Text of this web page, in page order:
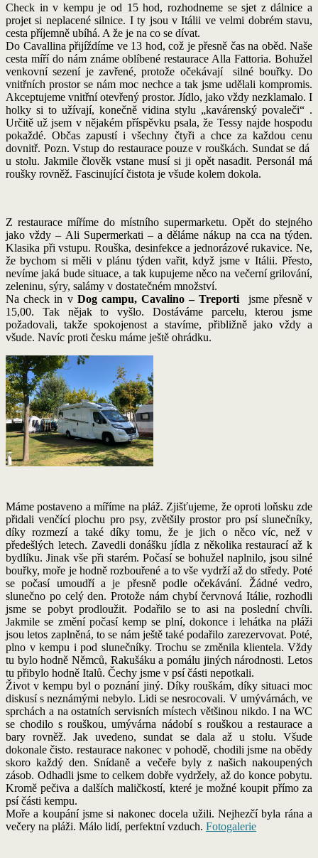
Check in v kempu je od 15 hod, rozhodneme se sjet z dálnice a
projet si neplacené silnice. I ty jsou v Itálii ve velmi dobrém stavu,
cesta příjemně ubíhá. A že je na co se dívat.
Do Cavallina přijíždíme ve 13 hod, což je přesně čas na oběd. Naše
cesta míří do nám známe oblíbené restaurace Alla Fattoria. Bohužel
venkovní sezení je zavřené, protože očekávají silné bouřky. Do
vnitřních prostor se nám moc nechce a tak jsme udělali kompromis.
Akceptujeme vnitřní otevřený prostor. Jídlo, jako vždy nezklamalo. I
holky si to užívají, konečně vidina stylu „kavárenský povaleči“ .
Určitě už jsem v nějakém příspěvku psala, že Tessy najde hospodu
pokaždé. Občas zapustí i všechny čtyři a chce za každou cenu
dovnitř. Pozn. Vstup do restaurace pouze v rouškách. Sundat se dá
u stolu. Jakmile člověk vstane musí si ji opět nasadit. Personál má
roušky rovněž. Fascinující čistota je všude kolem dokola.
Z restaurace míříme do místního supermarketu. Opět do stejného
jako vždy – Ali Supermerkati – a děláme nákup na cca na týden.
Klasika při vstupu. Rouška, desinfekce a jednorázové rukavice. Ne,
že bychom si měli v plánu týden vařit, když jsme v Itálii. Přesto,
nevíme jaká bude situace, a tak kupujeme něco na večerní grilování,
zeleninu, sýry, salámy v dostatečném množství.
Na check in v Dog campu, Cavalino – Treporti jsme přesně v
15,00. Tak nějak to vyšlo. Dostáváme parcelu, kterou jsme
požadovali, takže spokojenost a stavíme, přibližně jako vždy a
všude. Navíc proti česku máme ještě ohrádku.
Máme postaveno a míříme na pláž. Zjišťujeme, že oproti loňsku zde
přidali venčící plochu pro psy, zvětšily prostor pro psí slunečníky,
díky rozmezí a také díky tomu, že je jich o něco víc, než v
předešlých letech. Zavedli donášku jídla z několika restaurací až k
bydlíku. Jinak vše při starém. Počasí se bohužel naplnilo, jsou silné
bouřky, moře je hodně rozbouřené a to vše vydrží až do středy. Poté
se počasí umoudří a je přesně podle očekávání. Žádné vedro,
slunečno po celý den. Protože nám chybí červnová Itálie, rozhodli
jsme se pobyt prodloužit. Podařilo se to asi na poslední chvíli.
Jakmile se změní počasí kemp se plní, dokonce i lehátka na pláži
jsou letos zaplněná, to se nám ještě také podařilo zarezervovat. Poté,
plno v kempu i pod slunečníky. Trochu se změnila klientela. Vždy
tu bylo hodně Němců, Rakušáku a pomálu jiných národnosti. Letos
tu přibylo hodně Italů. Čechy jsme v psí části nepotkali.
Život v kempu byl o poznání jiný. Díky rouškám, díky situaci moc
diskusí s neznámými nebylo. Lidi se nesrocovali. V umývárnách, ve
sprchách a na ostatních servisních místech většinou nikdo. I na WC
se chodilo s rouškou, umývárna nádobí s rouškou a restaurace a
bary rovněž. Jak uvedeno, sundat se dala až u stolu. Všude
dokonale čisto. restaurace nakonec v pohodě, chodili jsme na obědy
skoro každý den. Snídaně a večeře byly z našich nakoupených
zásob. Odhadli jsme to celkem dobře vydržely, až do konce pobytu.
Kromě pečiva a dalších maličkostí, které je možné koupit přímo za
psí části kempu.
Moře a koupání jsme si nakonec docela užili. Nejhezčí byla rána a
večery na pláži. Málo lidí, perfektní vzduch. Fotogalerie